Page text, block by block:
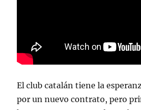
El club catalán tiene la
por un nuevo contrato, pero